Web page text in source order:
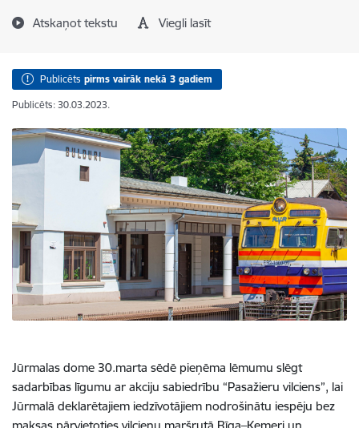
Atskaņot tekstu Viegli lasīt
Publicēts pirms vairāk nekā 3 gadiem
Publicēts: 30.03.2023.
Jūrmalas dome 30.marta sēdē pieņēma lēmumu slēgt
sadarbības līgumu ar akciju sabiedrību “Pasažieru vilciens”, lai
Jūrmalā deklarētajiem iedzīvotājiem nodrošinātu iespēju bez
maksas pārvietoties vilcienu maršrutā Rīga–Ķemeri un